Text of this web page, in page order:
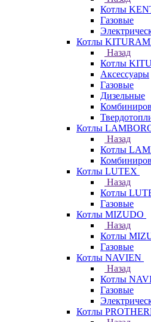
Котлы
Газовые
Котлы
Назад
Котлы
Аксессуары
Газовые
Дизельные
Котлы
Назад
Котлы
Котлы LUTEX
Назад
Котлы
Газовые
Котлы MIZUDO
Назад
Котлы
Газовые
Котлы NAVIEN
Назад
Котлы
Газовые
Котлы